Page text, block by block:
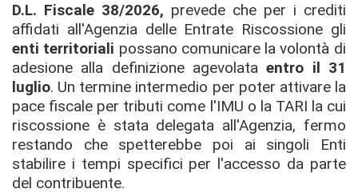
D.L. Fiscale 38/2026, prevede che per i crediti
affidati all'Agenzia delle Entrate Riscossione gli
enti territoriali possano comunicare la volontà di
adesione alla definizione agevolataentro il 31
luglio. Un termine intermedio per poter attivare la
pace fiscale per tributi come l'IMU o la TARI la cui
riscossione è stata delegata all'Agenzia, fermo
restando che spetterebbe poi ai singoli Enti
stabilire i tempi specifici per l'accesso da parte
del contribuente.